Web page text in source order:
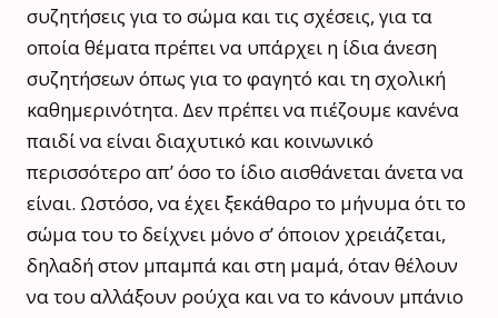
συζητήσεις για το σώμα και τις σχέσεις, για τα
οποία θέματα πρέπει να υπάρχει η ίδια άνεση
συζητήσεων όπως για το φαγητό και τη σχολική
καθημερινότητα. Δεν πρέπει να πιέζουμε κανένα
παιδί να είναι διαχυτικό και κοινωνικό
περισσότερο απ’ όσο το ίδιο αισθάνεται άνετα να
είναι. Ωστόσο, να έχει ξεκάθαρο το μήνυμα ότι το
σώμα του το δείχνει μόνο σ’ όποιον χρειάζεται,
δηλαδή στον μπαμπά και στη μαμά, όταν θέλουν
να του αλλάξουν ρούχα και να το κάνουν μπάνιο